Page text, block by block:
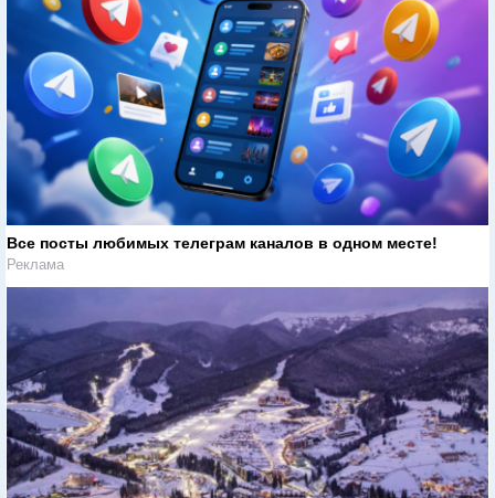
Все посты любимых телеграм каналов в одном месте!
Реклама